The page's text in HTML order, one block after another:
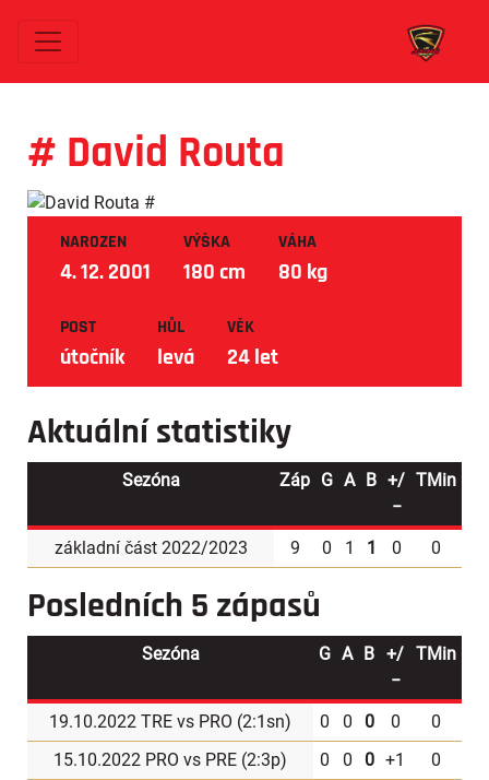
# David Routa
NAROZEN
4. 12. 2001
VÝŠKA
180 cm
VÁHA
80 kg
POST
útočník
HŮL
levá
VĚK
24 let
Aktuální statistiky
Sezóna Záp G A B +/
−
TMin
základní část 2022/2023 9 0 1 1 0 0
Posledních 5 zápasů
Sezóna G A B +/
−
TMin
19.10.2022 TRE vs PRO (2:1sn) 0 0 0 0
0
15.10.2022 PRO vs PRE (2:3p) 0 0 0 +1
0